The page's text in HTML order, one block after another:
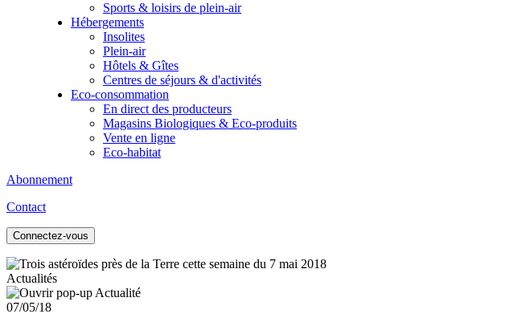
Sports & loisirs de plein-air
Hébergements
Insolites
Plein-air
Hôtels & Gîtes
Centres de séjours & d'activités
Eco-consommation
En direct des producteurs
Magasins Biologiques & Eco-produits
Vente en ligne
Eco-habitat
Abonnement
Contact
Connectez-vous
Actualités
07/05/18